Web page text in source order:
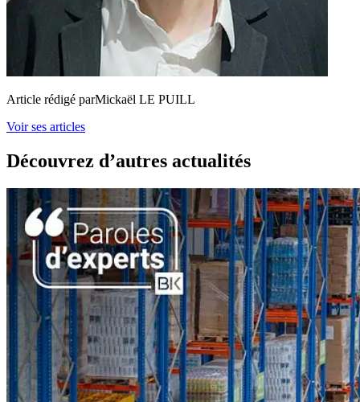
Article rédigé parMickaël LE PUILL
Voir ses articles
Découvrez d’autres actualités